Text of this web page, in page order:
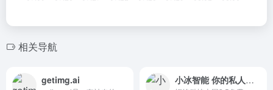
相关导航
getimg.ai 小冰智能 你的私人助理